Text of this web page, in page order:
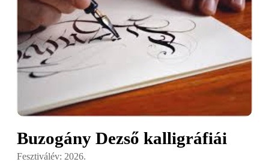
Buzogány Dezső kalligráfiái
Fesztiválév: 2026.